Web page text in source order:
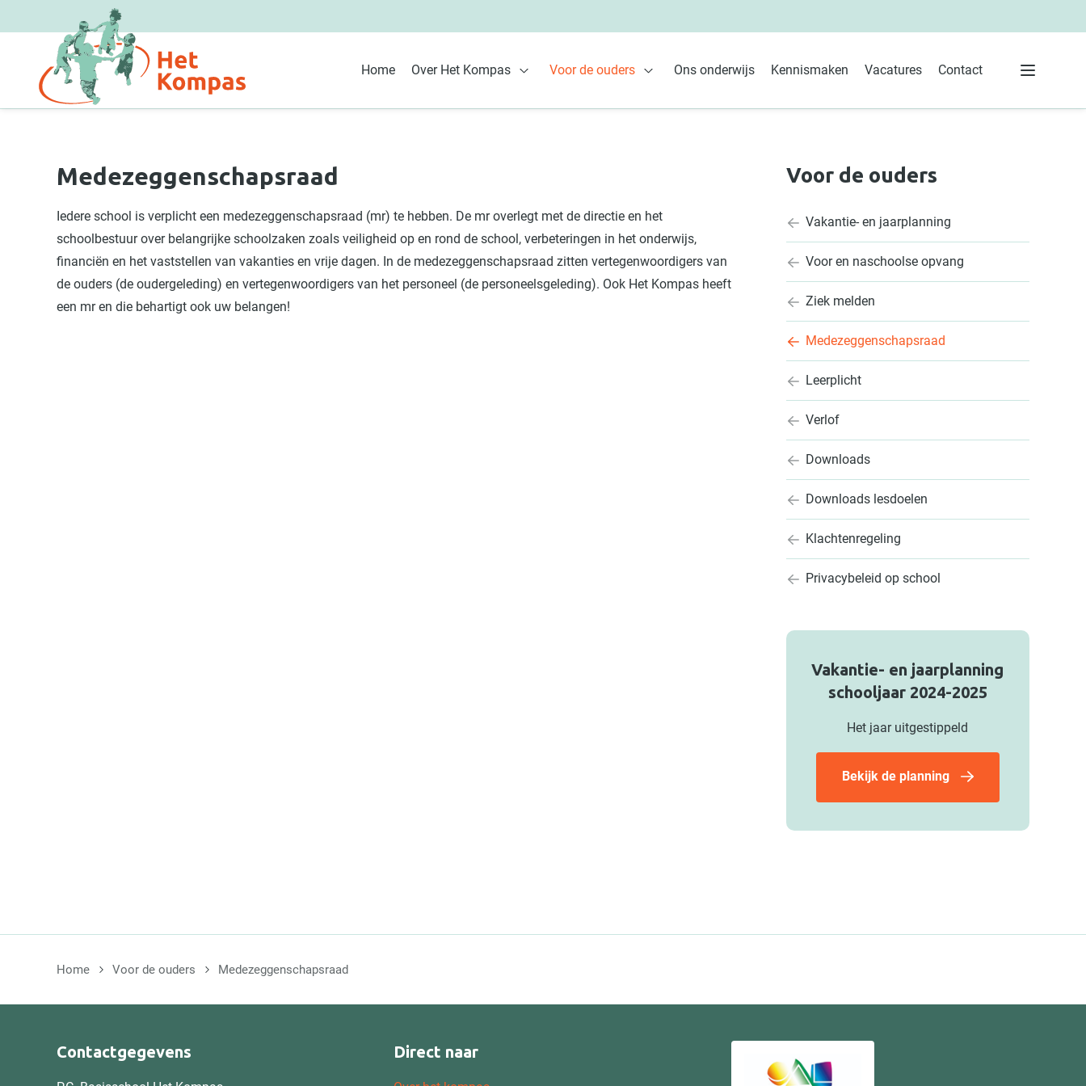
Overslaan en naar de inhoud gaan
Home Over Het Kompas Voor de ouders
Open Voor de ouders
Ons onderwijs Kennismaken Vacatures Contact
Menu
Medezeggenschapsraad
Iedere school is verplicht een medezeggenschapsraad (mr) te hebben. De mr overlegt met de directie en het
schoolbestuur over belangrijke schoolzaken zoals veiligheid op en rond de school, verbeteringen in het onderwijs,
financiën en het vaststellen van vakanties en vrije dagen. In de medezeggenschapsraad zitten vertegenwoordigers van
de ouders (de oudergeleding) en vertegenwoordigers van het personeel (de personeelsgeleding). Ook Het Kompas heeft
een mr en die behartigt ook uw belangen!
Voor de ouders
Vakantie- en jaarplanning
Voor en naschoolse opvang
Ziek melden
Medezeggenschapsraad
Leerplicht
Verlof
Downloads
Downloads lesdoelen
Klachtenregeling
Privacybeleid op school
Vakantie- en jaarplanning
schooljaar 2024-2025
Het jaar uitgestippeld
Bekijk de planning
Home Voor de ouders Medezeggenschapsraad
Contactgegevens Direct naar